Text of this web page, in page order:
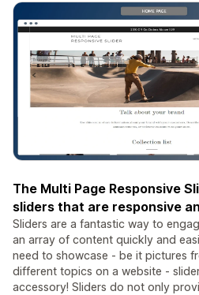
The Multi Page Responsive
sliders that are responsive
Sliders are a fantastic way to
an array of content quickly and
need to showcase - be it pictures
different topics on a website -
accessory! Sliders do not only